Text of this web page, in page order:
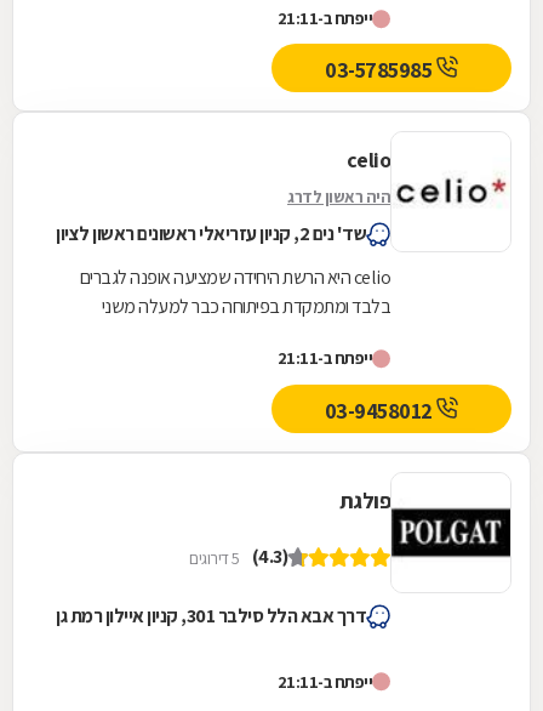
תרבות הצריכה הגברית,...
ייפתח ב-21:11
celio
היה ראשון לדרג
שד' נים 2, קניון עזריאלי ראשונים ראשון לציון
celio היא הרשת היחידה שמציעה אופנה לגברים
בלבד ומתמקדת בפיתוחה כבר למעלה משני
תרבות הצריכה הגברית,...
ייפתח ב-21:11
03-9458012
פולגת
(4.3) 5 דירוגים
דרך אבא הלל סילבר 301, קניון איילון רמת גן
ייפתח ב-21:11